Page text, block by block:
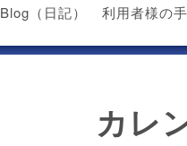
Blog（日記）
利用者様の
カレ